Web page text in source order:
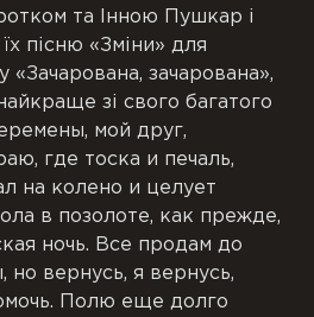
та Інною Пушкар і
пісню «Зміни» для
«Зачарована, зачарована»,
зі свого багатого
мой друг,
где тоска и печаль,
на колено и целует
в позолоте, как прежде,
ночь. Все продам до
вернусь, я вернусь,
Полю еще долго